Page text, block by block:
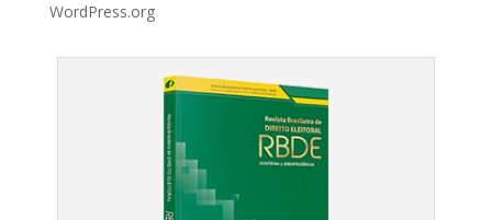
WordPress.org